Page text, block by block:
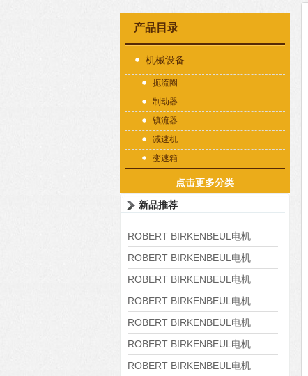
产品目录
机械设备
扼流圈
制动器
镇流器
减速机
变速箱
点击更多分类
新品推荐
ROBERT BIRKENBEUL电机
8APE225M-4-IE3
ROBERT BIRKENBEUL电机
8APE180L-4 IE3
ROBERT BIRKENBEUL电机
8APE160M-6 IE3
ROBERT BIRKENBEUL电机
8APE160L-4-IE3
ROBERT BIRKENBEUL电机
8APE112M-6K-IE3
ROBERT BIRKENBEUL电机
8APE100L-2 IE3
ROBERT BIRKENBEUL电机